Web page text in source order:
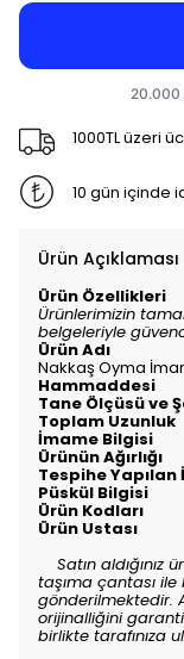
1000TL üzeri
10 gün içinde
Ürün Açıklaması
Ürün Özellikleri
Ürünlerimizin
belgeleriyle
Ürün
Nakkaş Oyma
Tane Ölçüsü
Toplam
İmame
Ürünün
Tespihe
Püskül
Ürün
Ürün
Satın aldığınız
taşıma çantası
gönderilmektedir.
orijinalliğini
birlikte tarafınıza